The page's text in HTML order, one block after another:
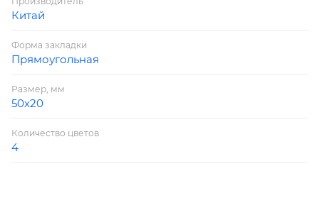
Китай
Форма закладки
Прямоугольная
Размер, мм
50х20
Количество цветов
4